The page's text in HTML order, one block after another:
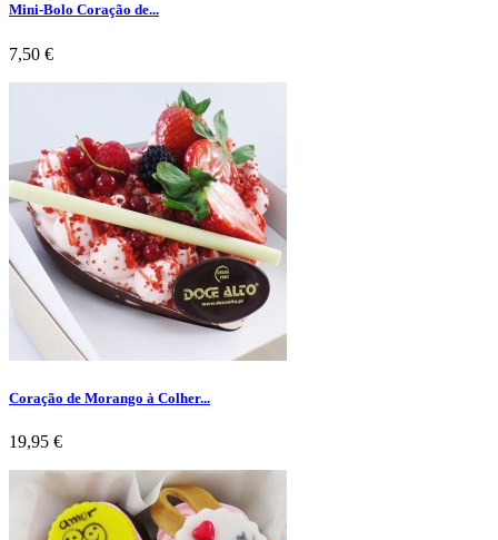
Mini-Bolo Coração de...
Preço
7,50 €
Coração de Morango à Colher...
Preço
19,95 €